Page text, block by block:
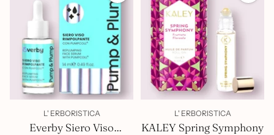
L' ERBORISTICA
Everby Siero Viso
L' ERBORISTICA
KALEY Spring Symphony